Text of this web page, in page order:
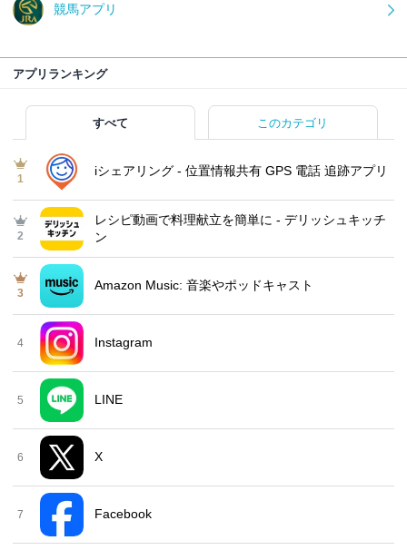
競馬アプリ
アプリランキング
すべて このカテゴリ
1
iシェアリング - 位置情報共有 GPS 電話 追跡アプリ
2
レシピ動画で料理献立を簡単‪に - デリッシュキッチ
ン
3
Amazon Music: 音楽やポッドキャスト
4 Instagram
5 LINE
6 X
7 Facebook